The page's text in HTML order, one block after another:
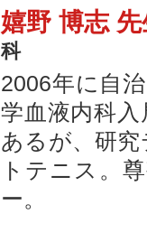
嬉野 博志
科
2006年に自
学血液内科
あるが、研
トテニス。
ー。